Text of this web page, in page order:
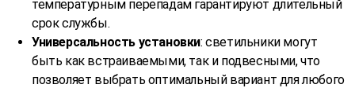
температурным перепадам гарантируют длительный
срок службы.
Универсальность установки: светильники могут
быть как встраиваемыми, так и подвесными, что
позволяет выбрать оптимальный вариант для любого